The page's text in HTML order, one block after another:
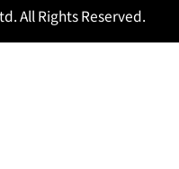
All Rights Reserved.